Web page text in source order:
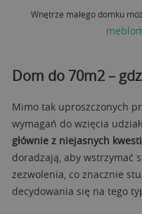
Wnętrze małego domku
Dom do 70m2 –
Mimo tak uproszczonych
wymagań do wzięcia
głównie z niejasnych
doradzają, aby wstrzymać
zezwolenia, co znacznie
decydowania się na tego